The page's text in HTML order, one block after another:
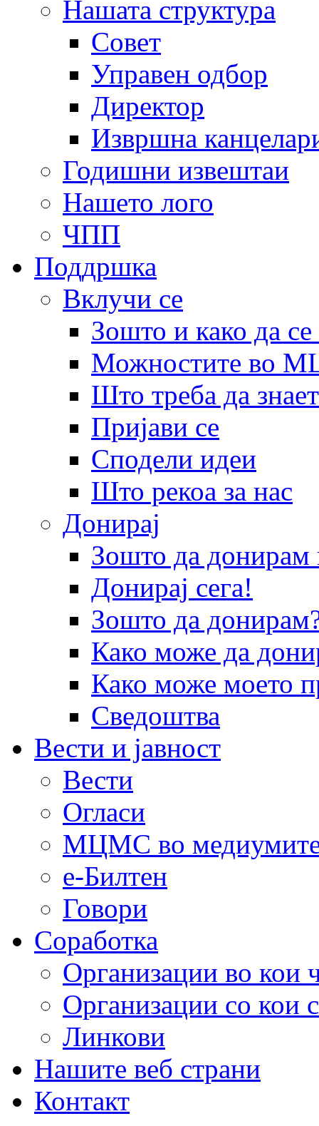
Нашата структура
Совет
Управен одбор
Директор
Извршна
Годишни извештаи
Нашето лого
ЧПП
Поддршка
Вклучи се
Зошто и како да
Можностите во
Што треба да
Пријави се
Сподели идеи
Што рекоа за нас
Донирај
Зошто да
Донирај сега!
Зошто да
Како може да
Како може моето
Сведоштва
Вести и јавност
Вести
Огласи
МЦМС во
е-Билтен
Говори
Соработка
Организации во кои
Организации со кои
Линкови
Нашите веб страни
Контакт